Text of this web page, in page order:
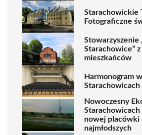
Starachowickie
Fotograficzne
Stowarzyszenie
Starachowice”
mieszkańców
Harmonogram
Nowoczesny
nowej placówki
najmłodszych